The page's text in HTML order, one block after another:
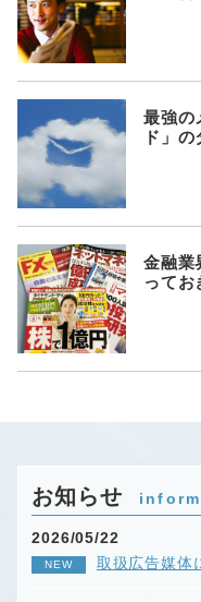
最強の
ド」
金融業
ってお
お知らせ
2026/05/22
NEW 取扱広告媒体